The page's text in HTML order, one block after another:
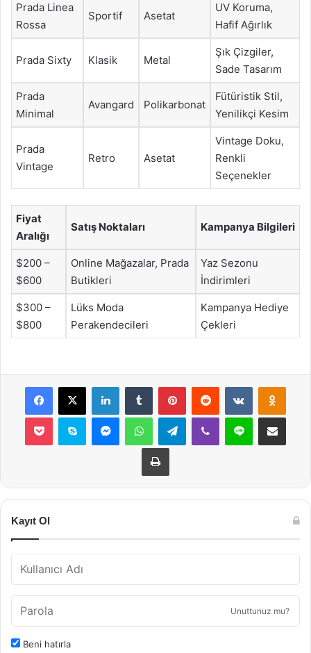
Prada Linea
Rossa
Sportif Asetat
UV Koruma,
Hafif Ağırlık
Prada Sixty Klasik Metal
Şık Çizgiler,
Sade Tasarım
Prada
Minimal
Avangard Polikarbonat
Fütüristik Stil,
Yenilikçi Kesim
Prada
Vintage
Retro Asetat
Vintage Doku,
Renkli
Seçenekler
Fiyat
Aralığı
Satış Noktaları Kampanya Bilgileri
$200 –
$600
Online Mağazalar, Prada
Butikleri
Yaz Sezonu
İndirimleri
$300 –
$800
Lüks Moda
Perakendecileri
Kampanya Hediye
Çekleri
Facebook
X LinkedInTumblr PinterestReddit VKontakte
Pocket Skype MessengerWhatsAppTelegramViber Line E-Posta ile
Yazdır
Kayıt Ol
Unuttunuz mu?
Beni hatırla